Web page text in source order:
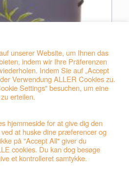
4×4 farvet med Fredsduer
unserer Website, um Ihnen das
indem wir Ihre Präferenzen
Indem Sie auf „Accept
Verwendung ALLER Cookies zu.
Settings" besuchen, um eine
erteilen.
hjemmeside for at give dig den
at huske dine præferencer og
på "Accept All" giver du
cookies. Du kan dog besøge
et kontrolleret samtykke.